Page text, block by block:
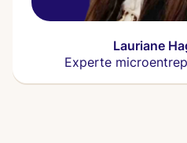
Lauriane
Experte